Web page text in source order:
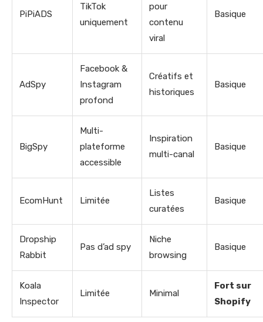
PiPiADS
TikTok
uniquement
pour
contenu
viral
Basique
AdSpy
Facebook &
Instagram
profond
Créatifs et
historiques
Basique
BigSpy
Multi-
plateforme
accessible
Inspiration
multi-canal
Basique
EcomHunt Limitée
Listes
curatées
Basique
Dropship
Rabbit
Pas d’ad spy
Niche
browsing
Basique
Koala
Inspector
Limitée Minimal
Fort sur
Shopify